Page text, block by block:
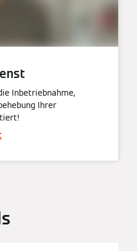
Inbetriebnahme,
Ihrer